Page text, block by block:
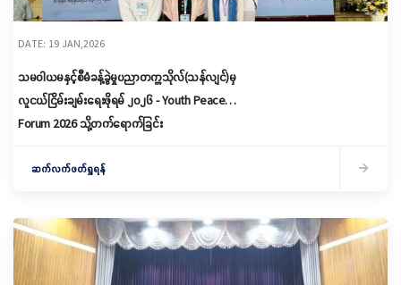
DATE: 19 JAN,2026
သမဝါယမနှင့်စီမံခန့်ခွဲမှုပညာတက္ကသိုလ်(သန်လျင်)မှ
လူငယ်ငြိမ်းချမ်းရေးဖိုရမ် ၂၀၂၆ - Youth Peace
Forum 2026 သို့တက်ရောက်ခြင်း
ဆက်လက်ဖတ်ရှုရန်